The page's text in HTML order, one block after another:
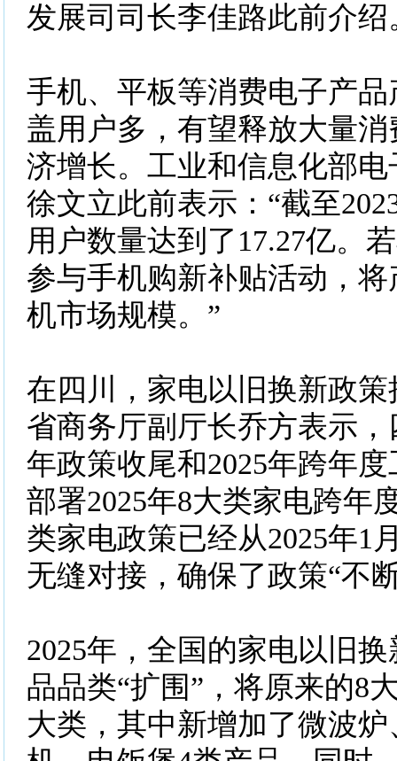
发展司司长李佳路此前介绍
手机、平板等消费电子产
盖用户多，有望释放大量
济增长。工业和信息化部
徐文立此前表示：“截至
用户数量达到了17.27亿。
参与手机购新补贴活动，
机市场规模。”
在四川，家电以旧换新政
省商务厅副厅长乔方表示，
年政策收尾和2025年跨年
部署2025年8大类家电跨年
类家电政策已经从2025年1
无缝对接，确保了政策“不
2025年，全国的家电以旧
品品类“扩围”，将原来的8
大类，其中新增加了微波